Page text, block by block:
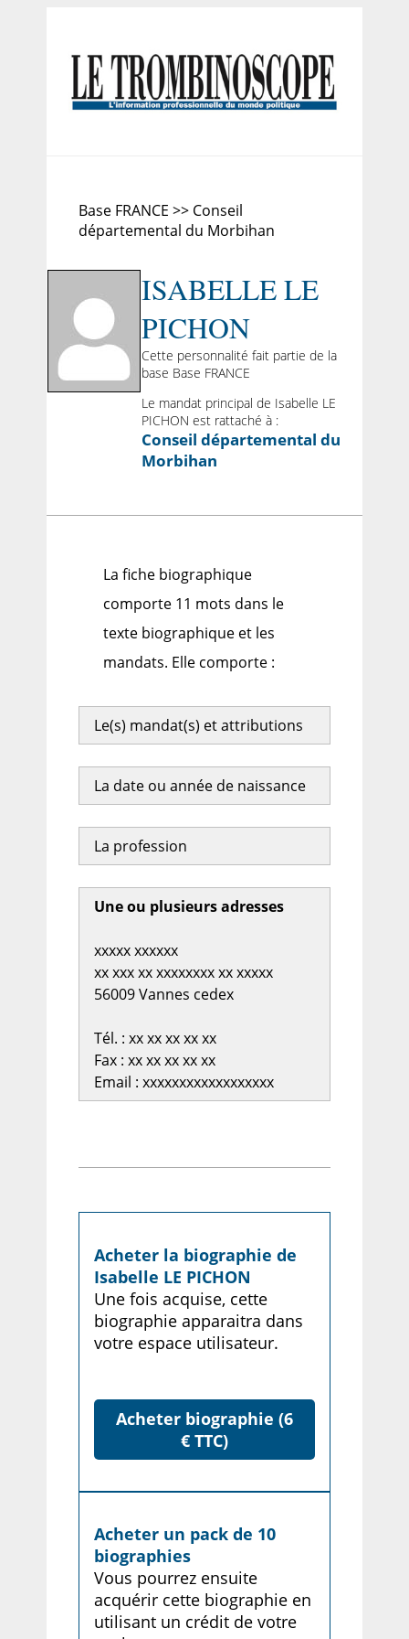
Base FRANCE >> Conseil
départemental du Morbihan
ISABELLE LE
PICHON
Cette personnalité fait partie de la
base Base FRANCE
Le mandat principal de Isabelle LE
PICHON est rattaché à :
Conseil départemental du
Morbihan
La fiche biographique
comporte 11 mots dans le
texte biographique et les
mandats. Elle comporte :
Le(s) mandat(s) et attributions
La date ou année de naissance
La profession
Une ou plusieurs adresses
xxxxx xxxxxx
xx xxx xx xxxxxxxx xx xxxxx
56009 Vannes cedex
Tél. : xx xx xx xx xx
Fax : xx xx xx xx xx
Email : xxxxxxxxxxxxxxxxxx
Acheter la biographie de
Isabelle LE PICHON
Une fois acquise, cette
biographie apparaitra dans
votre espace utilisateur.
Acheter biographie (6
€ TTC)
Acheter un pack de 10
biographies
Vous pourrez ensuite
acquérir cette biographie en
utilisant un crédit de votre